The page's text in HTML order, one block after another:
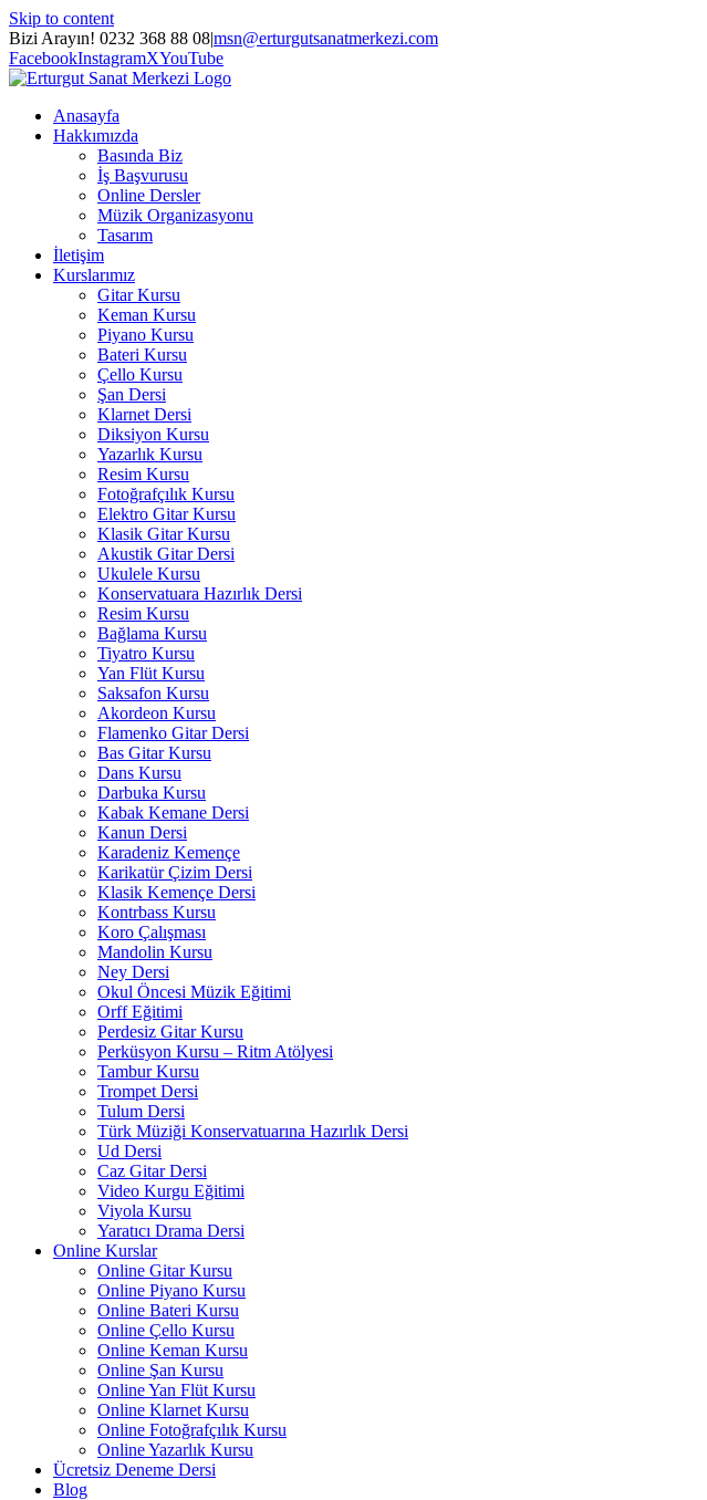
Skip to content
Bizi Arayın! 0232 368 88 08|msn@erturgutsanatmerkezi.com
FacebookInstagramXYouTube
Anasayfa
Hakkımızda
Basında Biz
İş Başvurusu
Online Dersler
Müzik Organizasyonu
Tasarım
İletişim
Kurslarımız
Gitar Kursu
Keman Kursu
Piyano Kursu
Bateri Kursu
Çello Kursu
Şan Dersi
Klarnet Dersi
Diksiyon Kursu
Yazarlık Kursu
Resim Kursu
Fotoğrafçılık Kursu
Elektro Gitar Kursu
Klasik Gitar Kursu
Akustik Gitar Dersi
Ukulele Kursu
Konservatuara Hazırlık Dersi
Resim Kursu
Bağlama Kursu
Tiyatro Kursu
Yan Flüt Kursu
Saksafon Kursu
Akordeon Kursu
Flamenko Gitar Dersi
Bas Gitar Kursu
Dans Kursu
Darbuka Kursu
Kabak Kemane Dersi
Kanun Dersi
Karadeniz Kemençe
Karikatür Çizim Dersi
Klasik Kemençe Dersi
Kontrbass Kursu
Koro Çalışması
Mandolin Kursu
Ney Dersi
Okul Öncesi Müzik Eğitimi
Orff Eğitimi
Perdesiz Gitar Kursu
Perküsyon Kursu – Ritm Atölyesi
Tambur Kursu
Trompet Dersi
Tulum Dersi
Türk Müziği Konservatuarına Hazırlık Dersi
Ud Dersi
Caz Gitar Dersi
Video Kurgu Eğitimi
Viyola Kursu
Yaratıcı Drama Dersi
Online Kurslar
Online Gitar Kursu
Online Piyano Kursu
Online Bateri Kursu
Online Çello Kursu
Online Keman Kursu
Online Şan Kursu
Online Yan Flüt Kursu
Online Klarnet Kursu
Online Fotoğrafçılık Kursu
Online Yazarlık Kursu
Ücretsiz Deneme Dersi
Blog